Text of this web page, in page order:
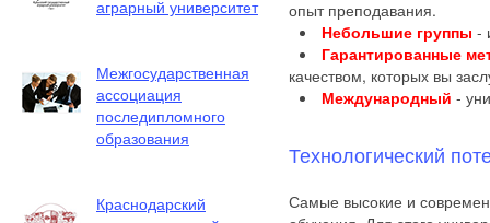
аграрный университет
Межгосударственная
ассоциация
последипломного
образования
Краснодарский
опыт преподавания.
Небольшие группы -
Гарантированные
качеством, которых вы
Международный -
Технологический
Самые высокие и